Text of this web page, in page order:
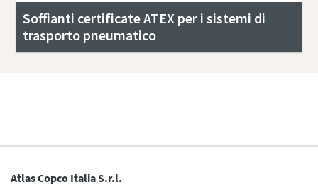
Soffianti certificate ATEX per i sistemi di
trasporto pneumatico
Atlas Copco Italia S.r.l.